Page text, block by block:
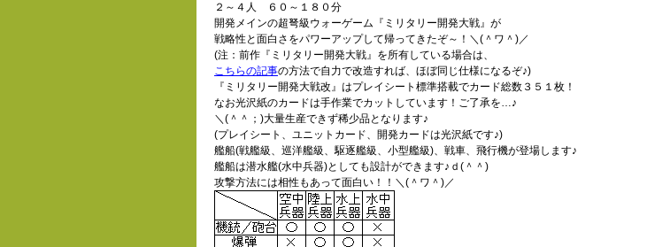
２～４人 ６０～１８０分
開発メインの超弩級ウォーゲーム『ミリタリー開発大戦』が
戦略性と面白さをパワーアップして帰ってきたぞ～！＼(＾ワ＾)／
(注：前作『ミリタリー開発大戦』を所有している場合は、
こちらの記事の方法で自力で改造すれば、ほぼ同じ仕様になるぞ♪)
『ミリタリー開発大戦改』はプレイシート標準搭載でカード総数３５１枚！
なお光沢紙のカードは手作業でカットしています！ご了承を…♪
＼(＾＾；)大量生産できず稀少品となります♪
(プレイシート、ユニットカード、開発カードは光沢紙です♪)
艦船(戦艦級、巡洋艦級、駆逐艦級、小型艦級)、戦車、飛行機が登場します♪
艦船は潜水艦(水中兵器)としても設計ができます♪ｄ(＾＾)
攻撃方法には相性もあって面白い！！＼(＾ワ＾)／